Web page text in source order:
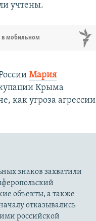
учтены.
в мобильном
Мария
Крыма
как угроза агрессии
знаков захватили
объекты, а также
отказывались
российской